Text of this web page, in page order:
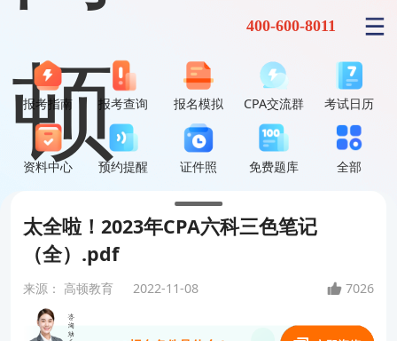
400-600-8011
报考指南 报考查询 报名模拟 CPA交流群 考试日历
资料中心 预约提醒 证件照 免费题库 全部
太全啦！2023年CPA六科三色笔记
（全）.pdf
来源： 高顿教育 2022-11-08 7026
CPA前景到底如何？
CPA报名条件是什么？